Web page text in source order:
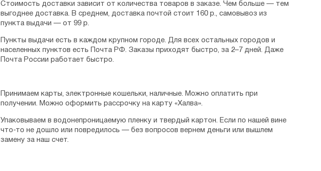
Стоимость доставки зависит от количества товаров в заказе. Чем больше — тем
выгоднее доставка. В среднем, доставка почтой стоит 160 р., самовывоз из
пункта выдачи — от 99 р.
Пункты выдачи есть в каждом крупном городе. Для всех остальных городов и
населенных пунктов есть Почта РФ. Заказы приходят быстро, за 2–7 дней. Даже
Почта России работает быстро.
Принимаем карты, электронные кошельки, наличные. Можно оплатить при
получении. Можно оформить рассрочку на карту «Халва».
Упаковываем в водонепроницаемую пленку и твердый картон. Если по нашей вине
что-то не дошло или повредилось — без вопросов вернем деньги или вышлем
замену за наш счет.